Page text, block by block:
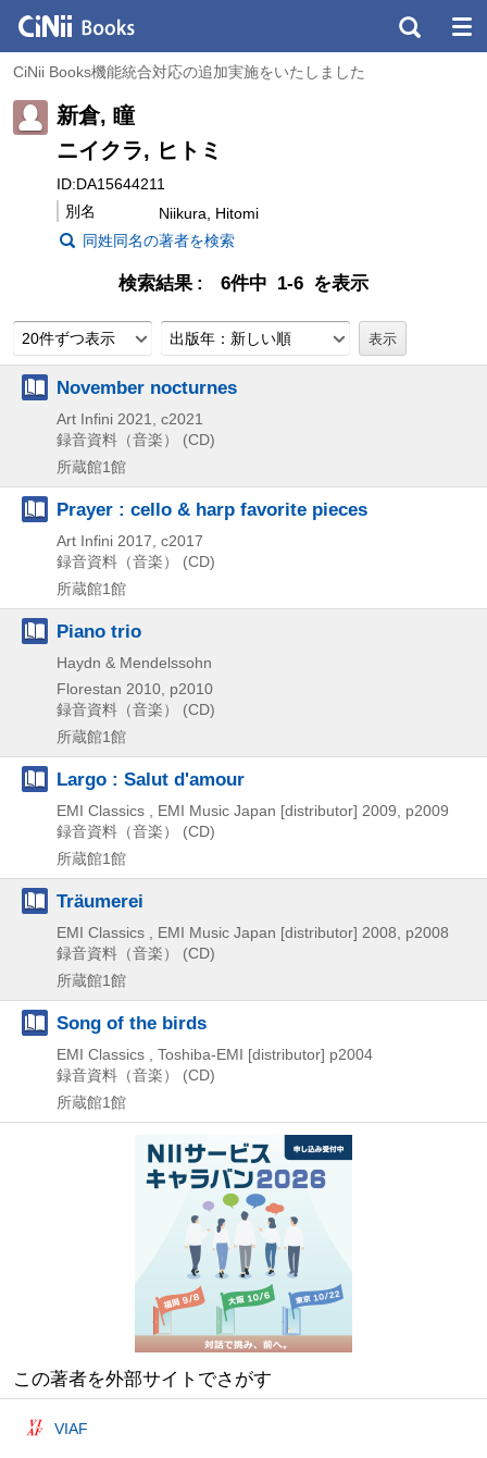
CiNii Books機能統合対応の追加実施をいたしました
新倉, 瞳
ニイクラ, ヒトミ
ID:DA15644211
別名
Niikura, Hitomi
同姓同名の著者を検索
検索結果 6件中 1-6 を表示
20件ずつ表示 出版年：新しい順
November nocturnes
Art Infini 2021, c2021
録音資料（音楽） (CD)
所蔵館1館
Prayer : cello & harp favorite pieces
Art Infini 2017, c2017
録音資料（音楽） (CD)
所蔵館1館
Piano trio
Haydn & Mendelssohn
Florestan 2010, p2010
録音資料（音楽） (CD)
所蔵館1館
Largo : Salut d'amour
EMI Classics , EMI Music Japan [distributor] 2009, p2009
録音資料（音楽） (CD)
所蔵館1館
Träumerei
EMI Classics , EMI Music Japan [distributor] 2008, p2008
録音資料（音楽） (CD)
所蔵館1館
Song of the birds
EMI Classics , Toshiba-EMI [distributor] p2004
録音資料（音楽） (CD)
所蔵館1館
この著者を外部サイトでさがす
VIAF